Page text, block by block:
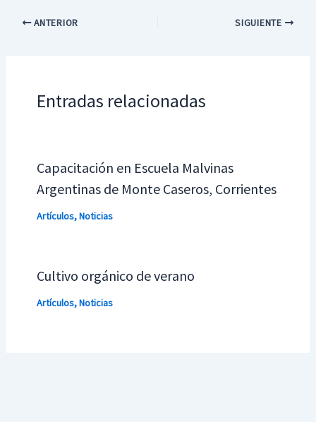
ANTERIOR SIGUIENTE
Entradas relacionadas
Capacitación en Escuela Malvinas
Argentinas de Monte Caseros, Corrientes
Artículos,Noticias
Cultivo orgánico de verano
Artículos,Noticias